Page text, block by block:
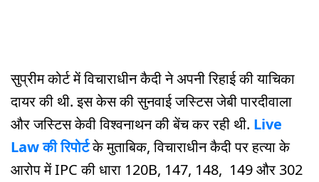
सुप्रीम कोर्ट में विचाराधीन कैदी ने अपनी रिहाई की याचिका
दायर की थी. इस केस की सुनवाई जस्टिस जेबी पारदीवाला
और जस्टिस केवी विश्वनाथन की बेंच कर रही थी. Live
Law की रिपोर्टके मुताबिक, विचाराधीन कैदी पर हत्या के
आरोप में IPC की धारा 120B, 147, 148, 149 और 302